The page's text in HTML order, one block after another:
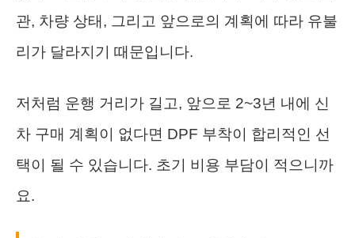
관, 차량 상태, 그리고 앞으로의 계획에 따라 유불
리가 달라지기 때문입니다.
저처럼 운행 거리가 길고, 앞으로 2~3년 내에 신
차 구매 계획이 없다면 DPF 부착이 합리적인 선
택이 될 수 있습니다. 초기 비용 부담이 적으니까
요.